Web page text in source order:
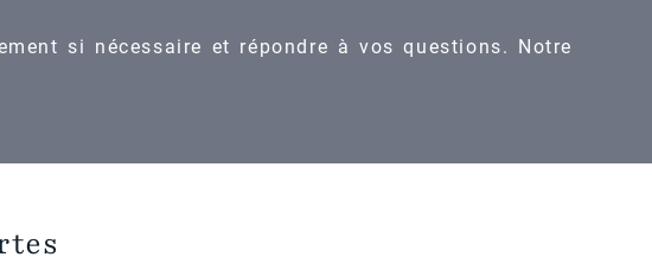
si nécessaire et répondre à vos questions. Notre